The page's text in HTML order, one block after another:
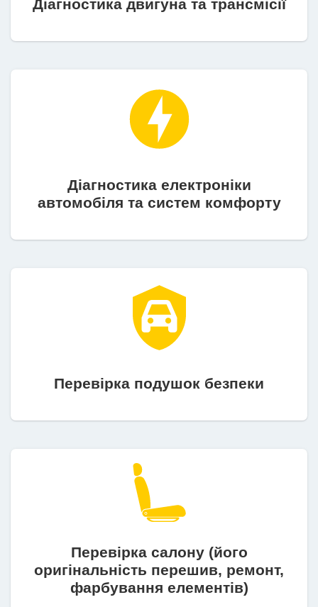
Діагностика двигуна та трансмісії
Діагностика електроніки
автомобіля та систем комфорту
Перевірка подушок безпеки
Перевірка салону (його
оригінальність перешив, ремонт,
фарбування елементів)